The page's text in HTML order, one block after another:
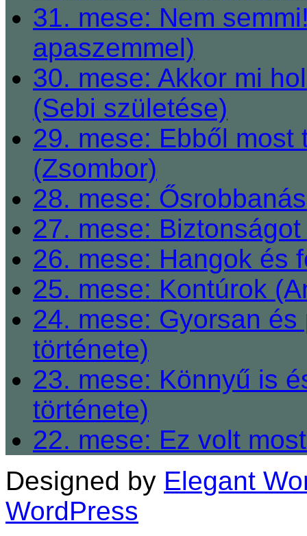
31. mese: Nem
apaszemmel)
30. mese: Akkor mi
(Sebi születése)
29. mese: Ebből
(Zsombor)
28. mese:
27. mese:
26. mese: Hangok és
25. mese: Kontúrok
24. mese: Gyorsan
története)
23. mese: Könnyű is
története)
22. mese: Ez volt
Designed by Elegant
WordPress